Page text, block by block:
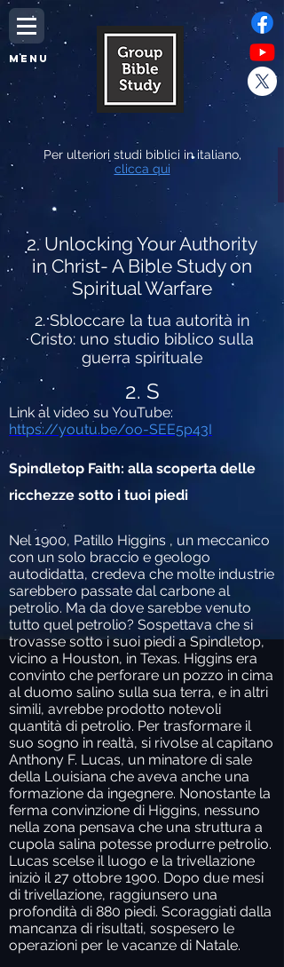
MENU
Per ulteriori studi biblici in italiano,
clicca qui
2. Unlocking Your Authority
in Christ- A Bible Study on
Spiritual Warfare
2. Sbloccare la tua autorità in
Cristo: uno studio biblico sulla
guerra spirituale
2. S
Link al video su YouTube:
https://youtu.be/oo-SEE5p43I
Spindletop Faith: alla scoperta delle
ricchezze sotto i tuoi piedi
Nel 1900, Patillo Higgins , un meccanico
con un solo braccio e geologo
autodidatta, credeva che molte industrie
sarebbero passate dal carbone al
petrolio. Ma da dove sarebbe venuto
tutto quel petrolio? Sospettava che si
trovasse sotto i suoi piedi a Spindletop,
vicino a Houston, in Texas. Higgins era
convinto che perforare un pozzo in cima
al duomo salino sulla sua terra, e in altri
simili, avrebbe prodotto notevoli
quantità di petrolio. Per trasformare il
suo sogno in realtà, si rivolse al capitano
Anthony F. Lucas, un minatore di sale
della Louisiana che aveva anche una
formazione da ingegnere. Nonostante la
ferma convinzione di Higgins, nessuno
nella zona pensava che una struttura a
cupola salina potesse produrre petrolio.
Lucas scelse il luogo e la trivellazione
iniziò il 27 ottobre 1900. Dopo due mesi
di trivellazione, raggiunsero una
profondità di 880 piedi. Scoraggiati dalla
mancanza di risultati, sospesero le
operazioni per le vacanze di Natale.